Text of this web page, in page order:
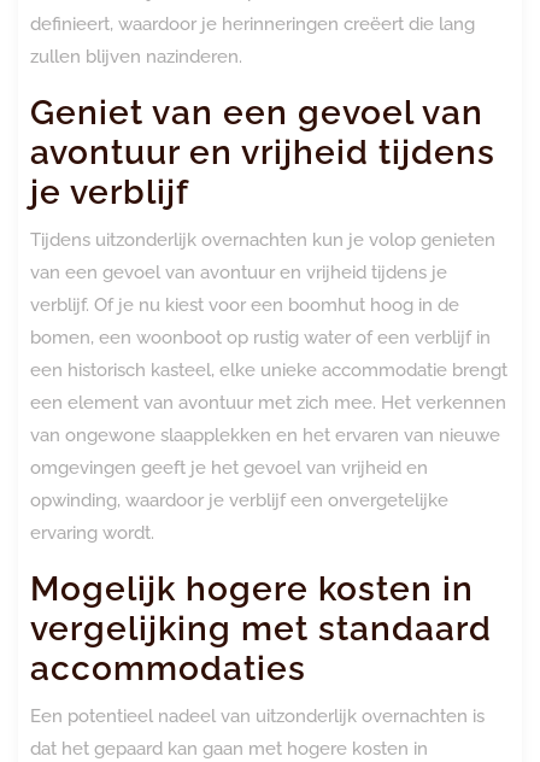
definieert, waardoor je herinneringen creëert die lang
zullen blijven nazinderen.
Geniet van een gevoel van
avontuur en vrijheid tijdens
je verblijf
Tijdens uitzonderlijk overnachten kun je volop genieten
van een gevoel van avontuur en vrijheid tijdens je
verblijf. Of je nu kiest voor een boomhut hoog in de
bomen, een woonboot op rustig water of een verblijf in
een historisch kasteel, elke unieke accommodatie brengt
een element van avontuur met zich mee. Het verkennen
van ongewone slaapplekken en het ervaren van nieuwe
omgevingen geeft je het gevoel van vrijheid en
opwinding, waardoor je verblijf een onvergetelijke
ervaring wordt.
Mogelijk hogere kosten in
vergelijking met standaard
accommodaties
Een potentieel nadeel van uitzonderlijk overnachten is
dat het gepaard kan gaan met hogere kosten in